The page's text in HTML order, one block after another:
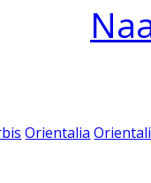
Orientalia